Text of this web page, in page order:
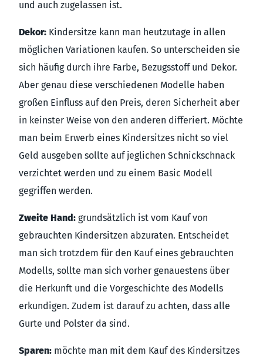
und auch zugelassen ist.
Dekor: Kindersitze kann man heutzutage in allen
möglichen Variationen kaufen. So unterscheiden sie
sich häufig durch ihre Farbe, Bezugsstoff und Dekor.
Aber genau diese verschiedenen Modelle haben
großen Einfluss auf den Preis, deren Sicherheit aber
in keinster Weise von den anderen differiert. Möchte
man beim Erwerb eines Kindersitzes nicht so viel
Geld ausgeben sollte auf jeglichen Schnickschnack
verzichtet werden und zu einem Basic Modell
gegriffen werden.
Zweite Hand: grundsätzlich ist vom Kauf von
gebrauchten Kindersitzen abzuraten. Entscheidet
man sich trotzdem für den Kauf eines gebrauchten
Modells, sollte man sich vorher genauestens über
die Herkunft und die Vorgeschichte des Modells
erkundigen. Zudem ist darauf zu achten, dass alle
Gurte und Polster da sind.
Sparen: möchte man mit dem Kauf des Kindersitzes